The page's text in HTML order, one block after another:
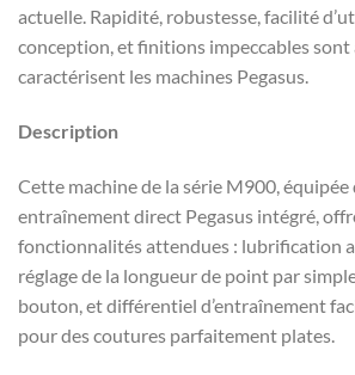
actuelle. Rapidité, robustesse, facilité
conception, et finitions impeccables sont
caractérisent les machines Pegasus.
Description
Cette machine de la série M900, équipée
entraînement direct Pegasus intégré,
fonctionnalités attendues : lubrification
réglage de la longueur de point par
bouton, et différentiel d’entraînement
pour des coutures parfaitement plates.